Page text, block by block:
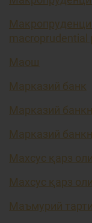
macroprudential
Маош
Марказий банк
Марказий
Марказий
Махсус қарз
Махсус қарз
Маъмурий